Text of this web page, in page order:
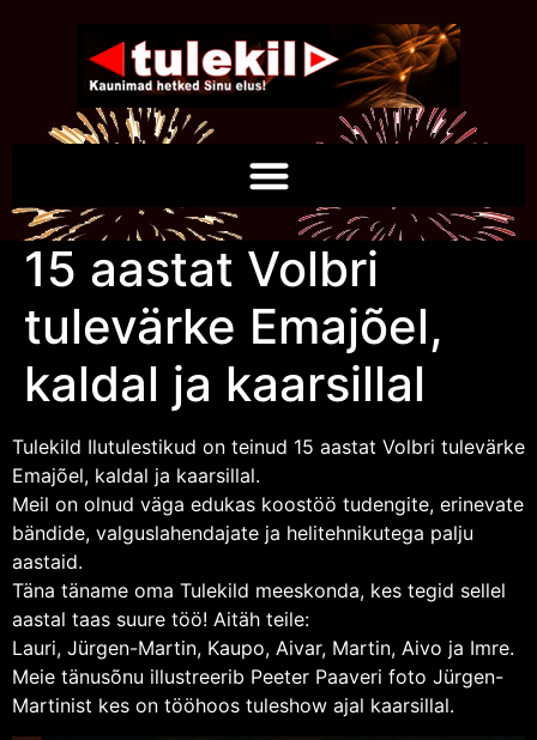
15 aastat Volbri
tulevärke Emajõel,
kaldal ja kaarsillal
Tulekild Ilutulestikud on teinud 15 aastat Volbri tulevärke
Emajõel, kaldal ja kaarsillal.
Meil on olnud väga edukas koostöö tudengite, erinevate
bändide, valguslahendajate ja helitehnikutega palju
aastaid.
Täna täname oma Tulekild meeskonda, kes tegid sellel
aastal taas suure töö! Aitäh teile:
Lauri, Jürgen-Martin, Kaupo, Aivar, Martin, Aivo ja Imre.
Meie tänusõnu illustreerib Peeter Paaveri foto Jürgen-
Martinist kes on tööhoos tuleshow ajal kaarsillal.